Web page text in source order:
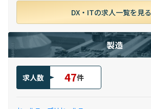
DX・ITの求人一覧を見る
製造
求人数 47件